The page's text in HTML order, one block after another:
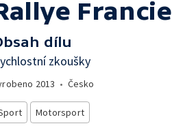
Francie
dílu
zkoušky
2013 • Česko
Motorsport